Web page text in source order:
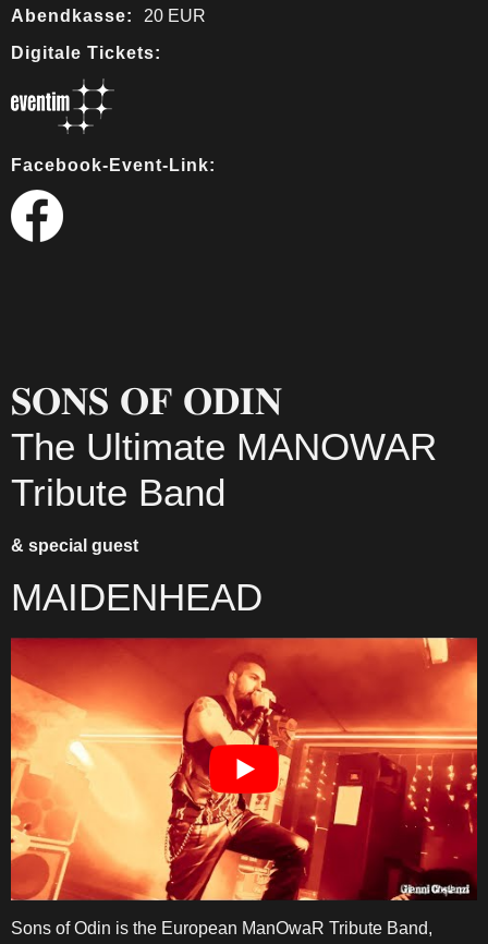
Abendkasse:
20 EUR
Digitale Tickets:
Facebook-Event-Link:
𝐒𝐎𝐍𝐒 𝐎𝐅 𝐎𝐃𝐈𝐍
The Ultimate MANOWAR
Tribute Band
& special guest
MAIDENHEAD
Sons of Odin is the European ManOwaR Tribute Band,